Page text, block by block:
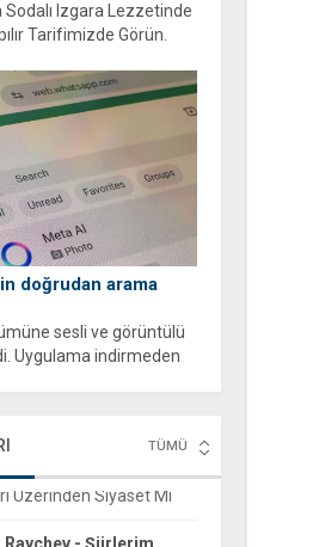
Izgara Lezzetinde
Tarifimizde Görün.
doğrudan arama
sesli ve görüntülü
Uygulama indirmeden
TÜMÜ
2025 16:04